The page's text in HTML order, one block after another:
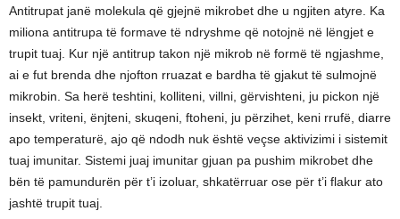
Antitrupat janë molekula që gjejnë mikrobet dhe u ngjiten atyre. Ka
miliona antitrupa të formave të ndryshme që notojnë në lëngjet e
trupit tuaj. Kur një antitrup takon një mikrob në formë të ngjashme,
ai e fut brenda dhe njofton rruazat e bardha të gjakut të sulmojnë
mikrobin. Sa herë teshtini, kolliteni, villni, gërvishteni, ju pickon një
insekt, vriteni, ënjteni, skuqeni, ftoheni, ju përzihet, keni rrufë, diarre
apo temperaturë, ajo që ndodh nuk është veçse aktivizimi i sistemit
tuaj imunitar. Sistemi juaj imunitar gjuan pa pushim mikrobet dhe
bën të pamundurën për t’i izoluar, shkatërruar ose për t’i flakur ato
jashtë trupit tuaj.